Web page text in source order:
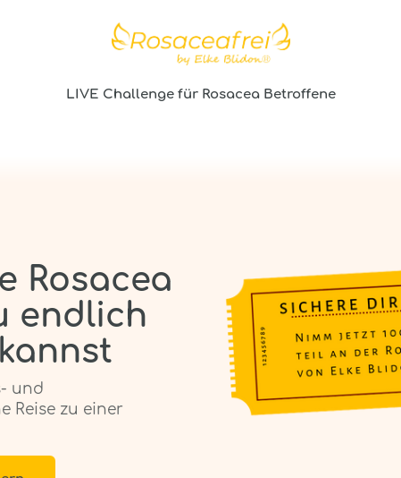
LIVE Challenge für Rosacea Betroffene
Rosacea
endlich
und
Reise zu einer